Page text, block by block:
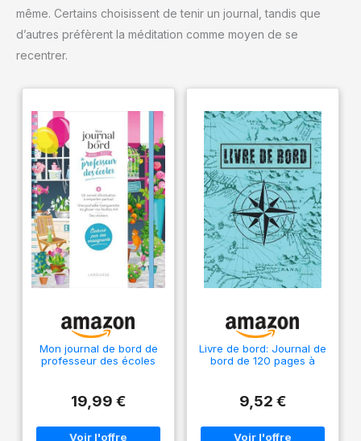
même. Certains choisissent de tenir un journal, tandis que
d’autres préfèrent la méditation comme moyen de se
recentrer.
Mon journal de bord de
professeur des écoles
19,99 €
Livre de bord: Journal de
bord de 120 pages à
le suivi de la navigation
et la sécurité du navire
suivre les maintenances.
9,52 €